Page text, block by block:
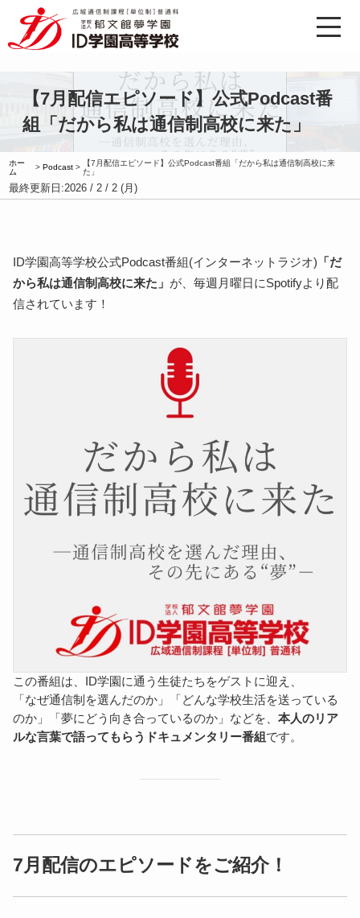
【7月配信エピソード】公式Podcast番
組「だから私は通信制高校に来た」
ホー
ム
> Podcast >
【7月配信エピソード】公式Podcast番組「だから私は通信制高校に来
た」
最終更新日:2026 / 2 / 2 (月)
ID学園高等学校公式Podcast番組(インターネットラジオ) 「だ
から私は通信制高校に来た」 が、毎週月曜日にSpotifyより配
信されています！
この番組は、ID学園に通う生徒たちをゲストに迎え、
「なぜ通信制を選んだのか」「どんな学校生活を送っている
のか」「夢にどう向き合っているのか」などを、本人のリア
ルな言葉で語ってもらうドキュメンタリー番組 です。
7月配信のエピソードをご紹介！